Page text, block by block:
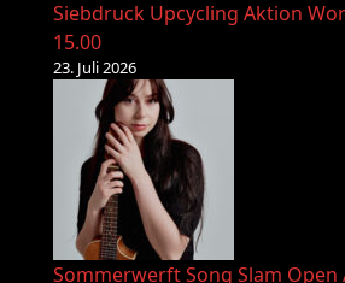
Siebdruck Upcycling Aktion
15.00
23. Juli 2026
Sommerwerft Song Slam Open